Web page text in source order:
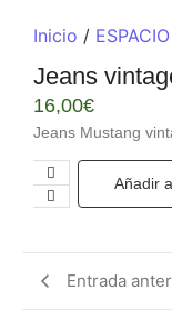
Inicio /
Jeans
16,00€
Jeans Mustang
Añadir
Entrada